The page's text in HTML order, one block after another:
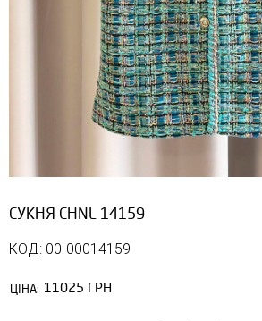
СУКНЯ CHNL 14159
КОД: 00-00014159
ЦІНА: 11025 ГРН